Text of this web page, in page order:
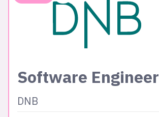
Software Engineer
DNB